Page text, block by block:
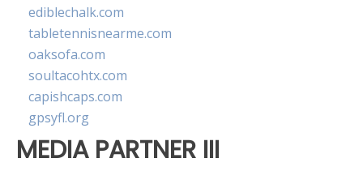
ediblechalk.com
tabletennisnearme.com
oaksofa.com
soultacohtx.com
capishcaps.com
gpsyfl.org
MEDIA PARTNER III